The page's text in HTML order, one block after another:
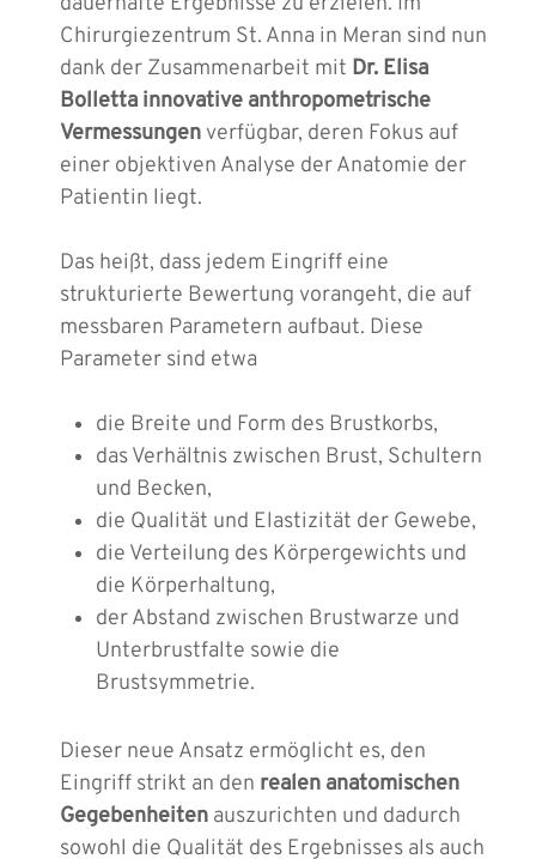
Chirurgiezentrum St. Anna in Meran sind nun
dank der Zusammenarbeit mit Dr. Elisa
Bolletta innovative anthropometrische
Vermessungenverfügbar, deren Fokus auf
einer objektiven Analyse der Anatomie der
Patientin liegt.
Das heißt, dass jedem Eingriff eine
strukturierte Bewertung vorangeht, die auf
messbaren Parametern aufbaut. Diese
Parameter sind etwa
die Breite und Form des Brustkorbs,
das Verhältnis zwischen Brust, Schultern
und Becken,
die Qualität und Elastizität der Gewebe,
die Verteilung des Körpergewichts und
die Körperhaltung,
der Abstand zwischen Brustwarze und
Unterbrustfalte sowie die
Brustsymmetrie.
Dieser neue Ansatz ermöglicht es, den
Eingriff strikt an den realen anatomischen
Gegebenheitenauszurichten und dadurch
sowohl die Qualität des Ergebnisses als auch